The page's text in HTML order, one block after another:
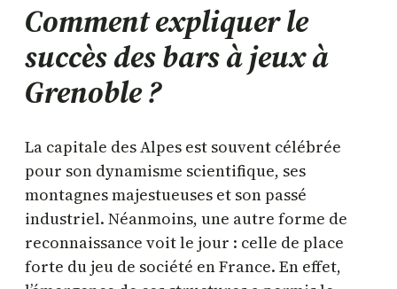
Comment expliquer le
succès des bars à jeux à
Grenoble ?
La capitale des Alpes est souvent célébrée
pour son dynamisme scientifique, ses
montagnes majestueuses et son passé
industriel. Néanmoins, une autre forme de
reconnaissance voit le jour : celle de place
forte du jeu de société en France. En effet,